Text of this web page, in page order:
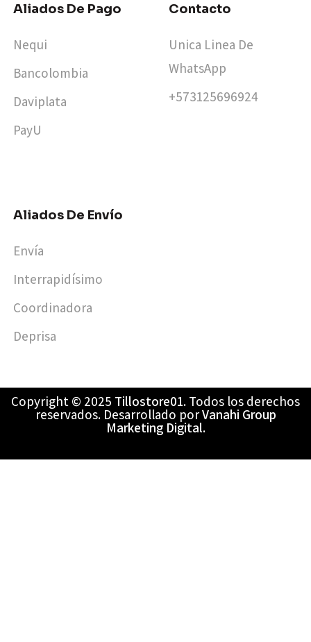
Aliados De Pago
Nequi
Bancolombia
Daviplata
PayU
Contacto
Unica Linea De
WhatsApp
+573125696924​
Aliados De Envío
Envía
Interrapidísimo
Coordinadora
Deprisa
Copyright © 2025 Tillostore01. Todos los derechos
reservados. Desarrollado porVanahi Group
Marketing Digital.